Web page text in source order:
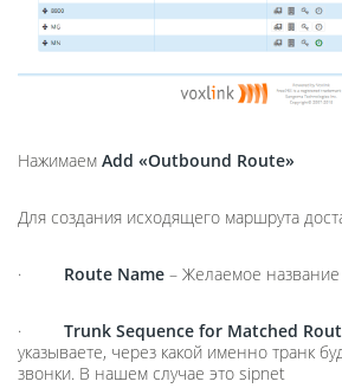
Нажимаем Add «Outbound Route»
Для создания исходящего маршрута
· Route Name – Желаемое
· Trunk Sequence for Matched
указываете, через какой именно транк
звонки. В нашем случае это sipnet